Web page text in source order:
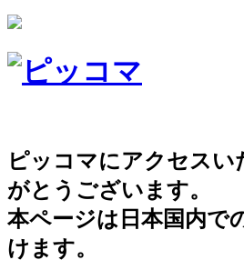
ピッコマにアクセスい
がとうございます。
本ページは日本国内で
けます。